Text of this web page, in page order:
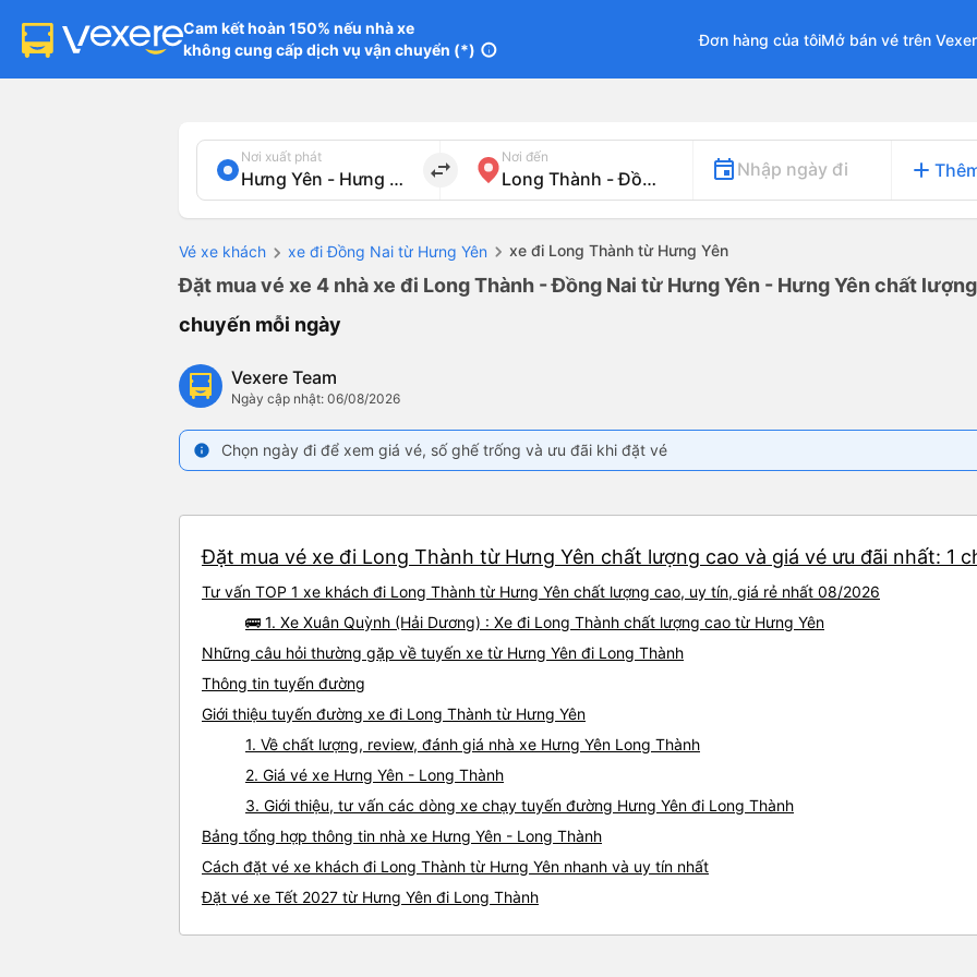
Cam kết hoàn 150% nếu nhà xe
không cung cấp dịch vụ vận chuyển (*) info
Đơn hàng của tôiMở bán vé trên
Nơi xuất phát
import_export
Nơi đến
Nhập ngày đi add
Vé xe khách xe đi Đồng Nai từ Hưng Yên xe đi Long Thành từ Hưng Yên
Đặt mua vé xe 4 nhà xe đi Long Thành - Đồng Nai từ Hưng Yên - Hưng Yên chất
chuyến mỗi ngày
Vexere Team
Ngày cập nhật: 06/08/2026
info Chọn ngày đi để xem giá vé, số ghế trống và ưu đãi khi đặt vé
Đặt mua vé xe đi Long Thành từ Hưng Yên chất lượng cao và giá vé ưu đãi nhất: 1
Tư vấn TOP 1 xe khách đi Long Thành từ Hưng Yên chất lượng cao, uy tín, giá rẻ nhất 08/2026
🚌 1. Xe Xuân Quỳnh (Hải Dương) : Xe đi Long Thành chất lượng cao từ Hưng Yên
Những câu hỏi thường gặp về tuyến xe từ Hưng Yên đi Long Thành
Thông tin tuyến đường
Giới thiệu tuyến đường xe đi Long Thành từ Hưng Yên
1. Về chất lượng, review, đánh giá nhà xe Hưng Yên Long Thành
2. Giá vé xe Hưng Yên - Long Thành
3. Giới thiệu, tư vấn các dòng xe chạy tuyến đường Hưng Yên đi Long Thành
Bảng tổng hợp thông tin nhà xe Hưng Yên - Long Thành
Cách đặt vé xe khách đi Long Thành từ Hưng Yên nhanh và uy tín nhất
Đặt vé xe Tết 2027 từ Hưng Yên đi Long Thành